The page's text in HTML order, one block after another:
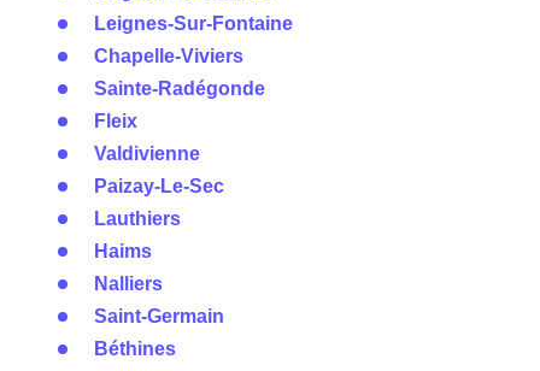
Leignes-Sur-Fontaine
Chapelle-Viviers
Sainte-Radégonde
Fleix
Valdivienne
Paizay-Le-Sec
Lauthiers
Haims
Nalliers
Saint-Germain
Béthines